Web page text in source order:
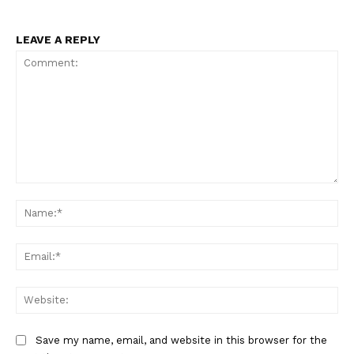
LEAVE A REPLY
Save my name, email, and website in this browser for the